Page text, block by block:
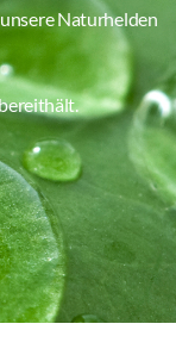
Naturhelden